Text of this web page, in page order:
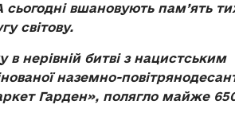
сьогодні вшановують пам’ять
світову.
в нерівній битві з нацистським
наземно-
Гарден», полягло майже